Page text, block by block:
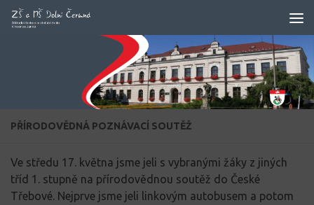
Skip to content
PŘÍRODOVĚDNÁ POZNÁVACÍ SOUTĚŽ
Ve středu 17. května jsme jeli s vybranými žáky z jiných
tříd 1. stupně na přírodovědnou soutěž do České
Třebové. Nejprve jsme jeli linkovým autobusem a potom